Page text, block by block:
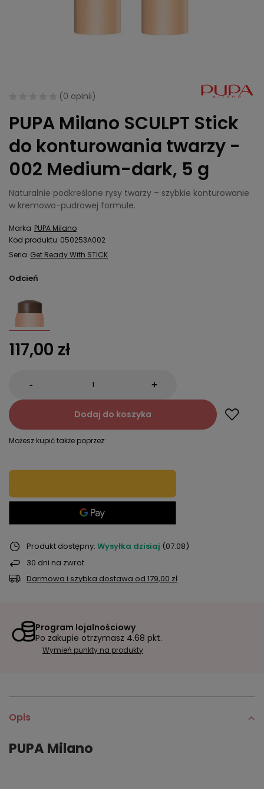
(0 opinii)
PUPA Milano SCULPT Stick
do konturowania twarzy -
002 Medium-dark, 5 g
Naturalnie podkreślone rysy twarzy – szybkie konturowanie
w kremowo-pudrowej formule.
Marka PUPA Milano
Kod produktu 050253A002
Seria Get Ready With STICK
Odcień
117,00 zł
- +
Dodaj do koszyka
Możesz kupić także poprzez:
Produkt dostępny Wysyłka dzisiaj (07.08)
30 dni na zwrot
Darmowa i szybka dostawa od 179,00 zł
Program lojalnościowy
Po zakupie otrzymasz 4.68 pkt.
Wymień punkty na produkty
Opis
PUPA Milano